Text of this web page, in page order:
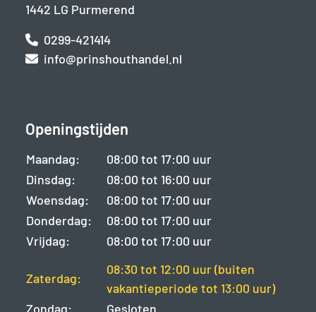
1442 LG Purmerend
0299-421414
info@prinshouthandel.nl
Openingstijden
Maandag:
08:00 tot 17:00 uur
Dinsdag:
08:00 tot 16:00 uur
Woensdag:
08:00 tot 17:00 uur
Donderdag:
08:00 tot 17:00 uur
Vrijdag:
08:00 tot 17:00 uur
Zaterdag:
08:30 tot 12:00 uur (buiten
vakantieperiode tot 13:00 uur)
Zondag:
Gesloten